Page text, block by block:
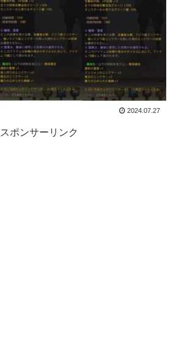
2024.07.27
スポンサーリンク